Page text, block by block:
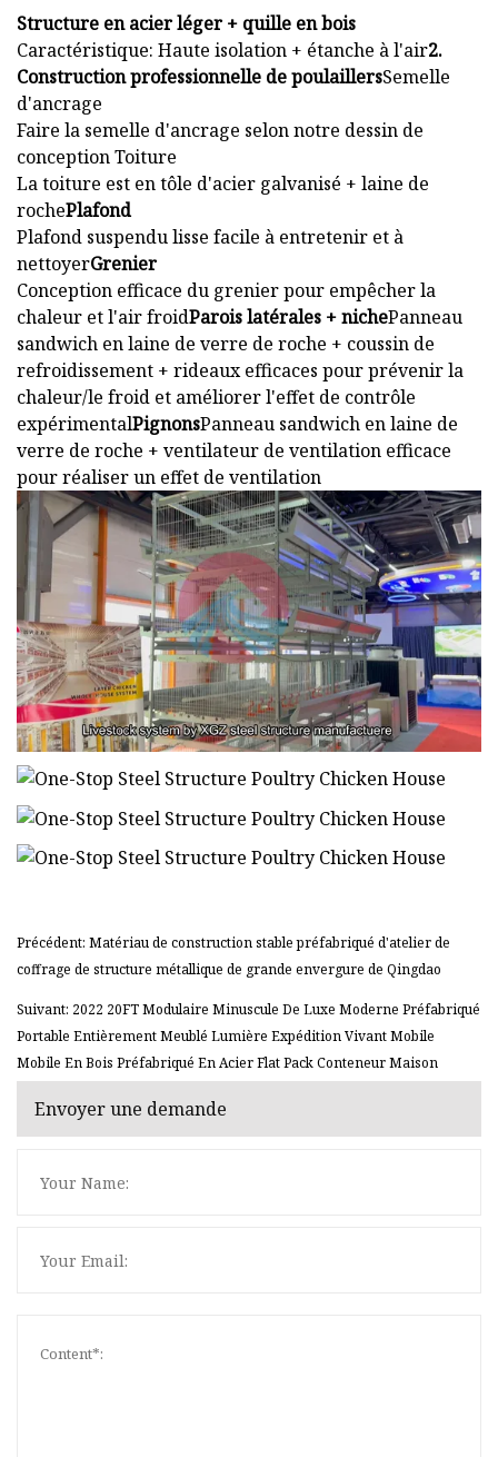
Structure en acier léger + quille en bois
Caractéristique: Haute isolation + étanche à l'air2.
Construction professionnelle de poulaillersSemelle
d'ancrage
Faire la semelle d'ancrage selon notre dessin de
conception Toiture
La toiture est en tôle d'acier galvanisé + laine de
rochePlafond
Plafond suspendu lisse facile à entretenir et à
nettoyerGrenier
Conception efficace du grenier pour empêcher la
chaleur et l'air froidParois latérales + nichePanneau
sandwich en laine de verre de roche + coussin de
refroidissement + rideaux efficaces pour prévenir la
chaleur/le froid et améliorer l'effet de contrôle
expérimentalPignonsPanneau sandwich en laine de
verre de roche + ventilateur de ventilation efficace
pour réaliser un effet de ventilation
Précédent: Matériau de construction stable préfabriqué d'atelier de
coffrage de structure métallique de grande envergure de Qingdao
Suivant: 2022 20FT Modulaire Minuscule De Luxe Moderne Préfabriqué
Portable Entièrement Meublé Lumière Expédition Vivant Mobile
Mobile En Bois Préfabriqué En Acier Flat Pack Conteneur Maison
Envoyer une demande